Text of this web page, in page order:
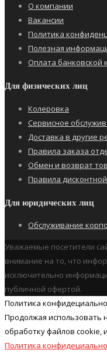
О компании
Вакансии
Политика
Полезная
Оплата банковской
Для физических лиц
Колеровка
Сервисное
Доставка в другие
Правила заказа
Обмен и возврат
Правила
Для юридических лиц
Обслуживание
Уважаемые посетители
внимание на то, что
исключительно
публичной офертой.
Политика
Продолжая использовать
обработку файлов cookie,
Политика